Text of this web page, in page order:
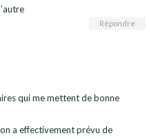
Répondre
qui me mettent de bonne
a effectivement prévu de